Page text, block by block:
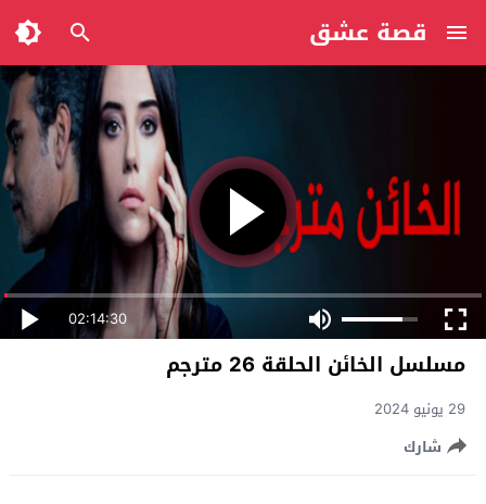
قصة عشق
02:14:30
مسلسل الخائن الحلقة 26 مترجم
29 يونيو 2024
شارك